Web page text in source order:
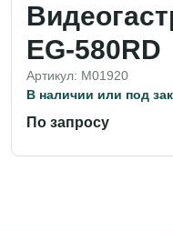
EG-580RD
Артикул: M01920
В наличии или под
По запросу